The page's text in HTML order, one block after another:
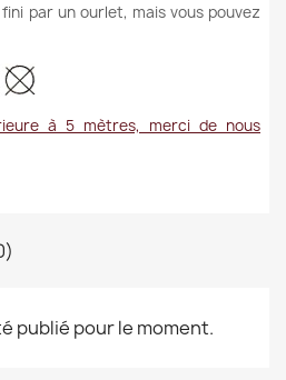
par un ourlet, mais vous pouvez
à 5 mètres, merci de nous
publié pour le moment.